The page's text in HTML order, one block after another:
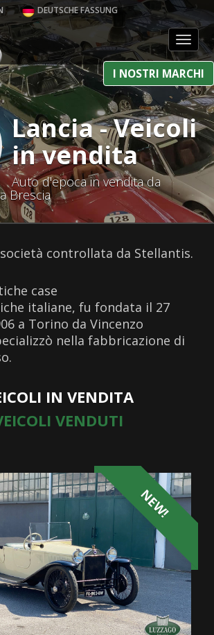
DEUTSCHE FASSUNG
I NOSTRI MARCHI
Lancia - Veicoli
in vendita
Auto d'epoca in vendita da
Brescia
controllata da Stellantis.
case
italiane, fu fondata il 27
a Torino da Vincenzo
nella fabbricazione di
IN VENDITA
VENDUTI
NEW!